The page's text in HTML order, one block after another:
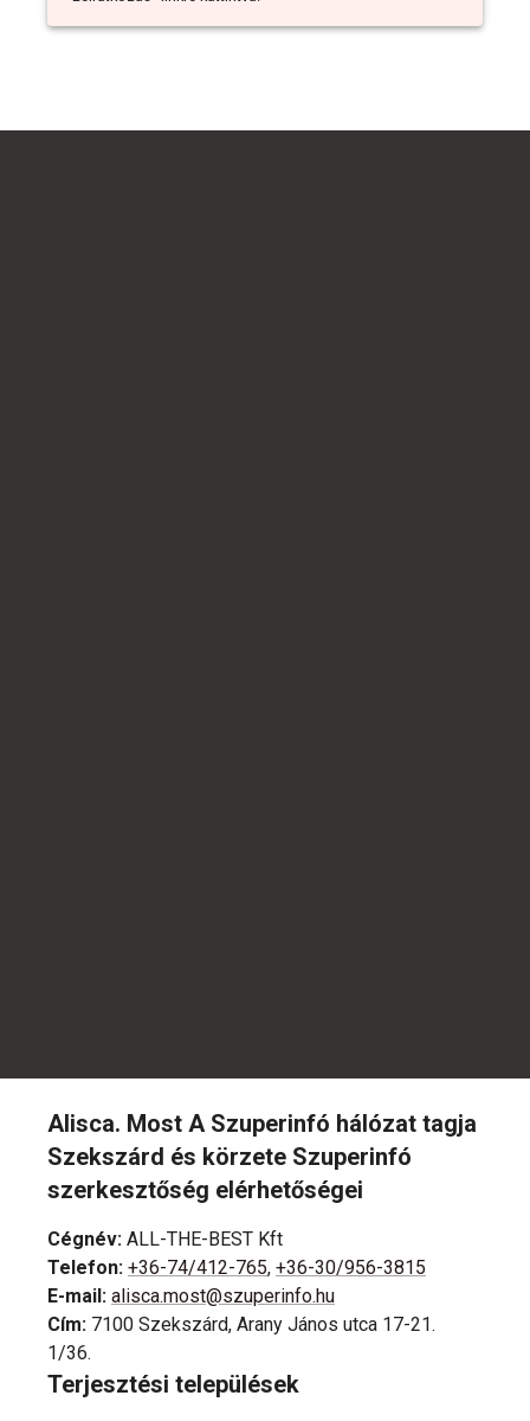
Alisca. Most A Szuperinfó hálózat tagja
Szekszárd és körzete Szuperinfó
szerkesztőség elérhetőségei
Cégnév: ALL-THE-BEST Kft
Telefon: +36-74/412-765, +36-30/956-3815
E-mail: alisca.most@szuperinfo.hu
Cím: 7100 Szekszárd, Arany János utca 17-21.
1/36.
Terjesztési települések